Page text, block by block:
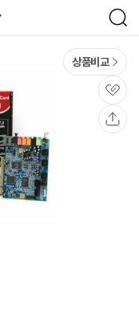
검
색
상품비교
관
심